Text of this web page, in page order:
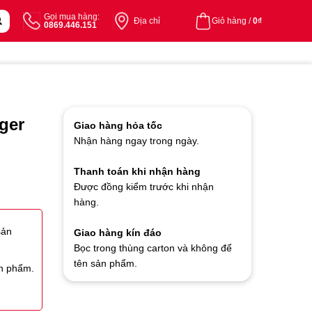
Gọi mua hàng:
0869.446.151
Địa chỉ Giỏ hàng /0₫
phẩm.
Giao hàng hỏa tốc
Nhận hàng ngay trong ngày.
Thanh toán khi nhận hàng
Được đồng kiểm trước khi nhận
hàng.
Giao hàng kín đáo
Bọc trong thùng carton và không để
tên sản phẩm.